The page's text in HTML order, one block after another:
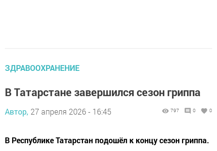
ЗДРАВООХРАНЕНИЕ
В Татарстане завершился сезон гриппа
Автор, 27 апреля 2026 - 16:45 797 0 0
В Республике Татарстан подошёл к концу сезон гриппа.